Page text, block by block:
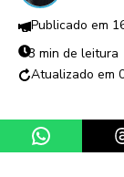
3 min de leitura
Share on